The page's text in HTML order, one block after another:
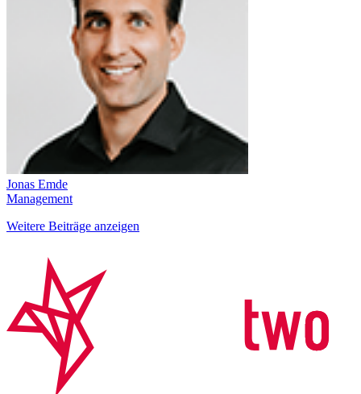
Jonas Emde
Management
Weitere Beiträge anzeigen